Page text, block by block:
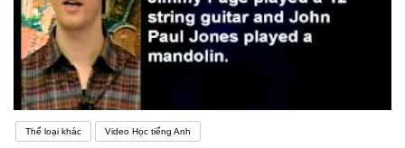
Thể loại khác Video Học tiếng Anh